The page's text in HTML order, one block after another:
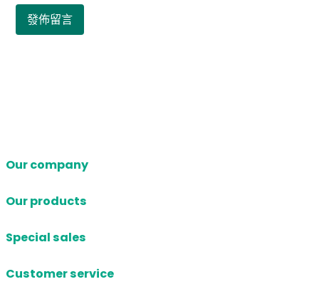
Our company
Our products
Special sales
Customer service